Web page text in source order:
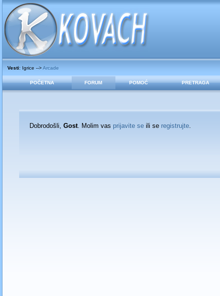
Vesti: Igrice -->Arcade
POČETNA FORUM POMOĆ PRETRAGA
Dobrodošli, Gost. Molim vas prijavite seili se registrujte.